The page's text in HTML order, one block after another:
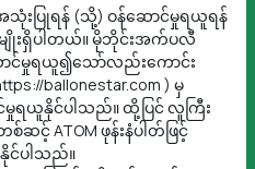
အသုံးပြုရန် (သို့) ဝန်ဆောင်မှုရယူရန်
းရှိပါတယ်။ မိုဘိုင်းအက်ပလီ
င်မှုရယူ၍သော်လည်းကောင်း
ballonestar.com ) မှ
ရယူနိုင်ပါသည်။ ထို့ပြင် လူကြီး
စ်ဆင့် ATOM ဖုန်းနံပါတ်ဖြင့်
င်ပါသည်။